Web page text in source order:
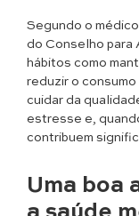
Segundo o
do Conselho para
hábitos como
reduzir o
cuidar da
estresse e,
contribuem
Uma boa